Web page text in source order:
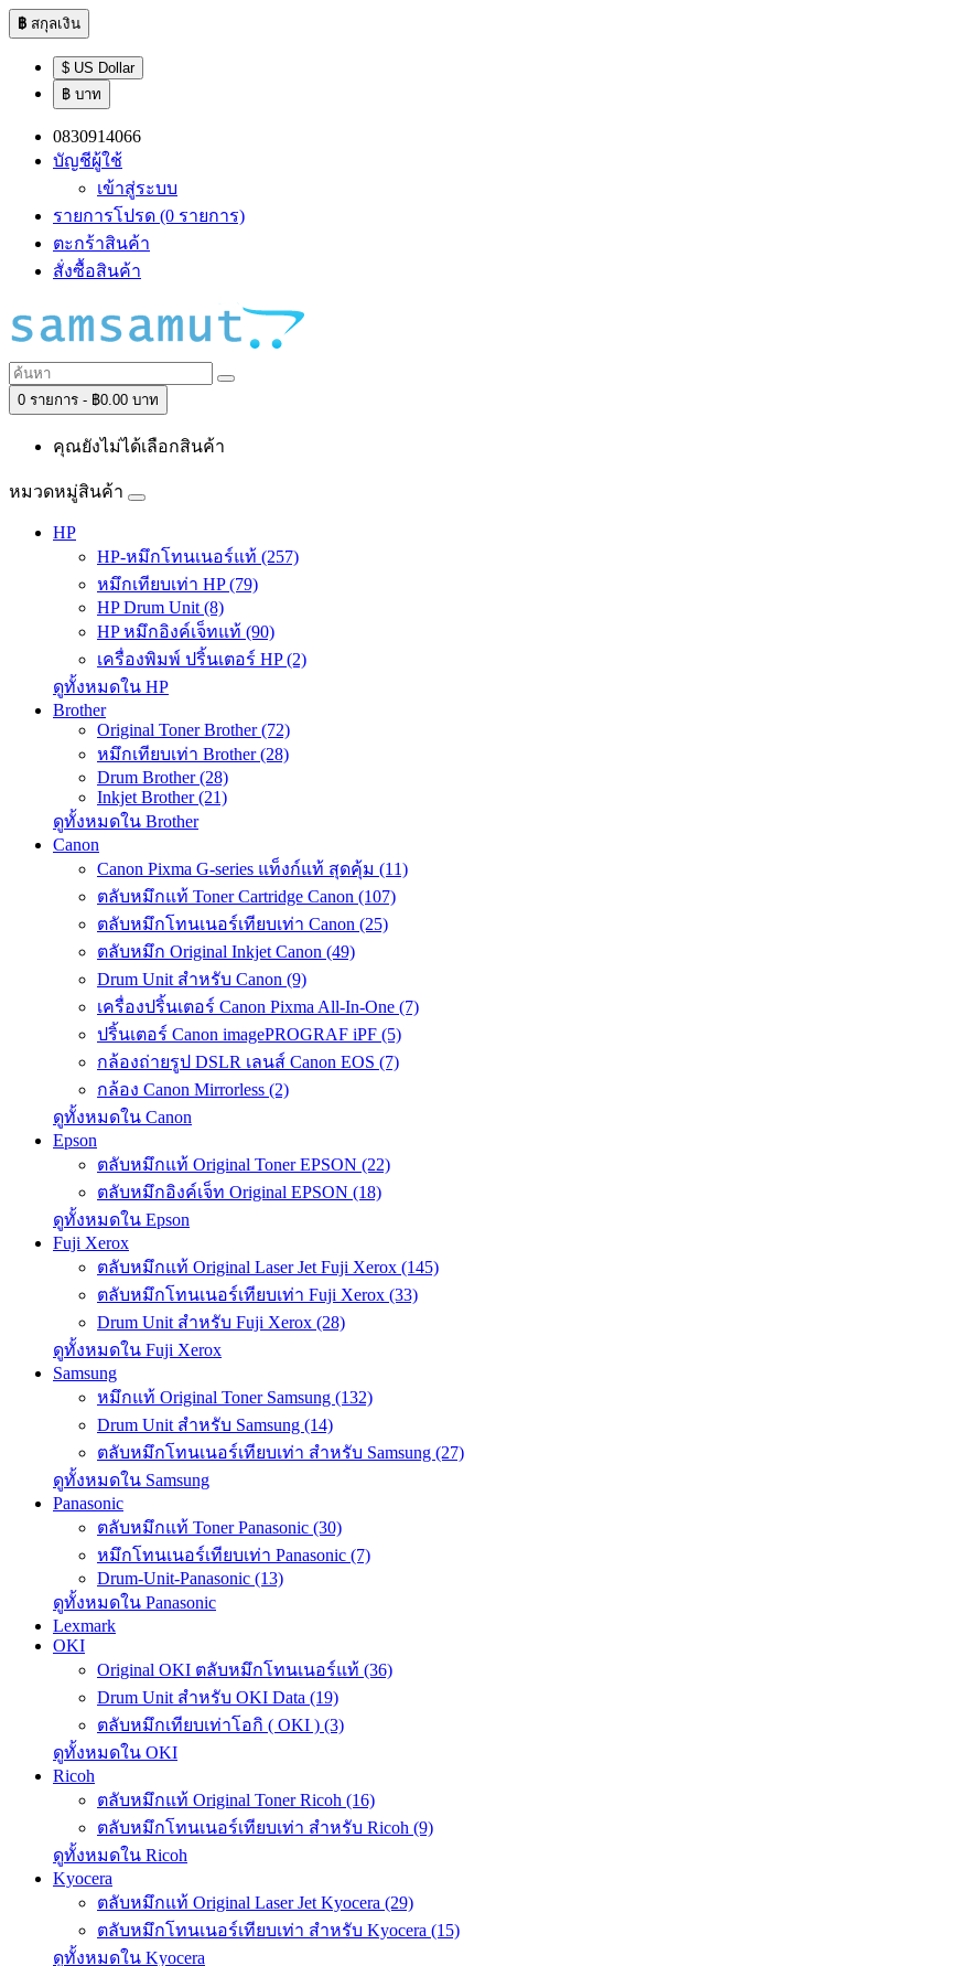
฿ สกุลเงิน
$ US Dollar
฿ บาท
0830914066
บัญชีผู้ใช้
เข้าสู่ระบบ
รายการโปรด (0 รายการ)
ตะกร้าสินค้า
สั่งซื้อสินค้า
0 รายการ - ฿0.00 บาท
คุณยังไม่ได้เลือกสินค้า
หมวดหมู่สินค้า
HP
HP-หมึกโทนเนอร์แท้ (257)
หมึกเทียบเท่า HP (79)
HP Drum Unit (8)
HP หมึกอิงค์เจ็ทแท้ (90)
เครื่องพิมพ์ ปริ้นเตอร์ HP (2)
ดูทั้งหมดใน HP
Brother
Original Toner Brother (72)
หมึกเทียบเท่า Brother (28)
Drum Brother (28)
Inkjet Brother (21)
ดูทั้งหมดใน Brother
Canon
Canon Pixma G-series แท็งก์แท้ สุดคุ้ม (11)
ตลับหมึกแท้ Toner Cartridge Canon (107)
ตลับหมึกโทนเนอร์เทียบเท่า Canon (25)
ตลับหมึก Original Inkjet Canon (49)
Drum Unit สำหรับ Canon (9)
เครื่องปริ้นเตอร์ Canon Pixma All-In-One (7)
ปริ้นเตอร์ Canon imagePROGRAF iPF (5)
กล้องถ่ายรูป DSLR เลนส์ Canon EOS (7)
กล้อง Canon Mirrorless (2)
ดูทั้งหมดใน Canon
Epson
ตลับหมึกแท้ Original Toner EPSON (22)
ตลับหมึกอิงค์เจ็ท Original EPSON (18)
ดูทั้งหมดใน Epson
Fuji Xerox
ตลับหมึกแท้ Original Laser Jet Fuji Xerox (145)
ตลับหมึกโทนเนอร์เทียบเท่า Fuji Xerox (33)
Drum Unit สำหรับ Fuji Xerox (28)
ดูทั้งหมดใน Fuji Xerox
Samsung
หมึกแท้ Original Toner Samsung (132)
Drum Unit สำหรับ Samsung (14)
ตลับหมึกโทนเนอร์เทียบเท่า สำหรับ Samsung (27)
ดูทั้งหมดใน Samsung
Panasonic
ตลับหมึกแท้ Toner Panasonic (30)
หมึกโทนเนอร์เทียบเท่า Panasonic (7)
Drum-Unit-Panasonic (13)
ดูทั้งหมดใน Panasonic
Lexmark
OKI
Original OKI ตลับหมึกโทนเนอร์แท้ (36)
Drum Unit สำหรับ OKI Data (19)
ตลับหมึกเทียบเท่าโอกิ ( OKI ) (3)
ดูทั้งหมดใน OKI
Ricoh
ตลับหมึกแท้ Original Toner Ricoh (16)
ตลับหมึกโทนเนอร์เทียบเท่า สำหรับ Ricoh (9)
ดูทั้งหมดใน Ricoh
Kyocera
ตลับหมึกแท้ Original Laser Jet Kyocera (29)
ตลับหมึกโทนเนอร์เทียบเท่า สำหรับ Kyocera (15)
ดูทั้งหมดใน Kyocera